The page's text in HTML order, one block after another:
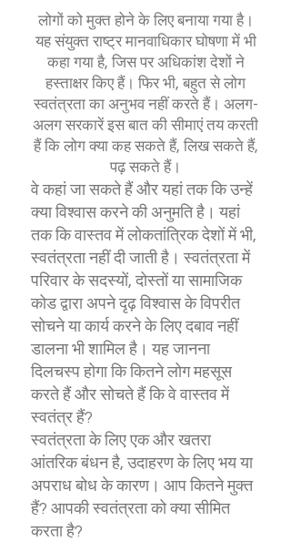
लोगों को मुक्त होने के लिए बनाया गया है।
यह संयुक्त राष्ट्र मानवाधिकार घोषणा में भी
कहा गया है, जिस पर अधिकांश देशों ने
हस्ताक्षर किए हैं। फिर भी, बहुत से लोग
स्वतंत्रता का अनुभव नहीं करते हैं। अलग-
अलग सरकारें इस बात की सीमाएं तय करती
हैं कि लोग क्या कह सकते हैं, लिख सकते हैं,
पढ़ सकते हैं।
वे कहां जा सकते हैं और यहां तक कि उन्हें
क्या विश्वास करने की अनुमति है। यहां
तक कि वास्तव में लोकतांत्रिक देशों में भी,
स्वतंत्रता नहीं दी जाती है। स्वतंत्रता में
परिवार के सदस्यों, दोस्तों या सामाजिक
कोड द्वारा अपने दृढ़ विश्वास के विपरीत
सोचने या कार्य करने के लिए दबाव नहीं
डालना भी शामिल है। यह जानना
दिलचस्प होगा कि कितने लोग महसूस
करते हैं और सोचते हैं कि वे वास्तव में
स्वतंत्र हैं?
स्वतंत्रता के लिए एक और खतरा
आंतरिक बंधन है, उदाहरण के लिए भय या
अपराध बोध के कारण। आप कितने मुक्त
हैं? आपकी स्वतंत्रता को क्या सीमित
करता है?